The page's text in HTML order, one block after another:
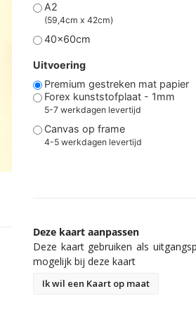
A2
(59,4cm x 42cm)
40x60cm
Uitvoering
Premium gestreken mat papier
Forex kunststofplaat - 1mm
5-7 werkdagen levertijd
Canvas op frame
4-5 werkdagen levertijd
Deze kaart aanpassen
Deze kaart gebruiken als
mogelijk bij deze kaart
Ik wil een Kaart op maat